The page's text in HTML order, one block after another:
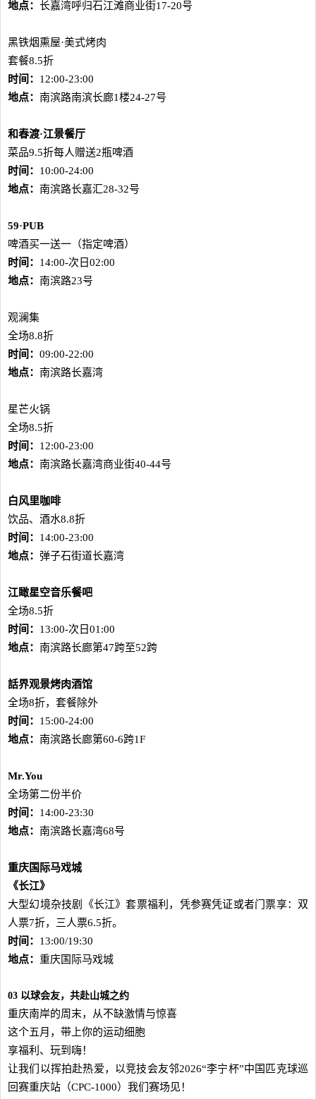
地点： 长嘉湾呼归石江滩商业街17-20号
黑铁烟熏屋·美式烤肉
套餐8.5折
时间： 12:00-23:00
地点： 南滨路南滨长廊1楼24-27号
和春渡·江景餐厅
菜品9.5折每人赠送2瓶啤酒
时间： 10:00-24:00
地点： 南滨路长嘉汇28-32号
59·PUB
啤酒买一送一（指定啤酒）
时间： 14:00-次日02:00
地点： 南滨路23号
观澜集
全场8.8折
时间： 09:00-22:00
地点： 南滨路长嘉湾
星芒火锅
全场8.5折
时间： 12:00-23:00
地点： 南滨路长嘉湾商业街40-44号
白风里咖啡
饮品、酒水8.8折
时间： 14:00-23:00
地点： 弹子石街道长嘉湾
江瞰星空音乐餐吧
全场8.5折
时间： 13:00-次日01:00
地点： 南滨路长廊第47跨至52跨
話界观景烤肉酒馆
全场8折，套餐除外
时间： 15:00-24:00
地点： 南滨路长廊第60-6跨1F
Mr.You
全场第二份半价
时间： 14:00-23:30
地点： 南滨路长嘉湾68号
重庆国际马戏城
《长江》
大型幻境杂技剧《长江》套票福利，凭参赛凭证或者门票享：双
人票7折，三人票6.5折。
时间： 13:00/19:30
地点： 重庆国际马戏城
03 以球会友，共赴山城之约
重庆南岸的周末，从不缺激情与惊喜
这个五月，带上你的运动细胞
享福利、玩到嗨！
让我们以挥拍赴热爱，以竞技会友邻2026“李宁杯”中国匹克球巡
回赛重庆站（CPC-1000）我们赛场见！